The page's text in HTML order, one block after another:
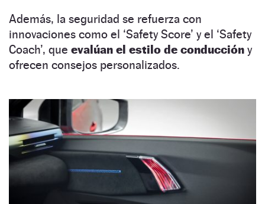
Además, la seguridad se refuerza con
innovaciones como el ‘Safety Score’ y el ‘Safety
Coach’, que evalúan el estilo de conducción y
ofrecen consejos personalizados.